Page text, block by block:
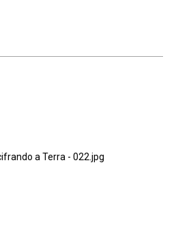
a Terra - 022.jpg